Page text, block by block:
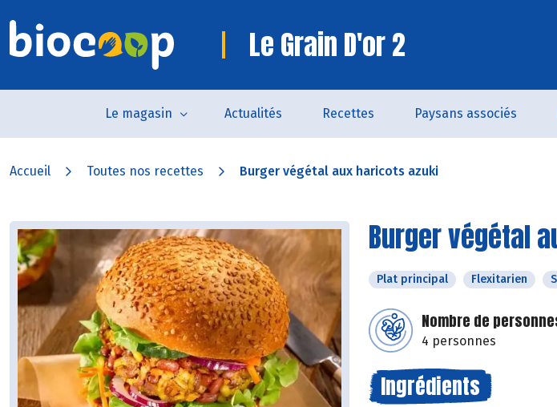
Le Grain D'or 2
Le magasin Actualités Recettes Paysans associés
Accueil Toutes nos recettes Burger végétal aux haricots azuki
Burger végétal
Plat principal Flexitarien
Nombre de
4 personnes
Ingrédients